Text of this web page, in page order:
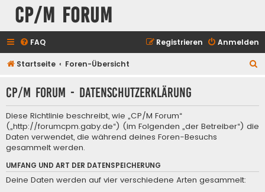
CP/M Forum
FAQ Anmelden
Registrieren
Startseite Foren-Übersicht
h
CP/M Forum - Datenschutzerklärung
Diese Richtlinie beschreibt, wie „CP/M Forum“
(„http://forumcpm.gaby.de“) (im Folgenden „der Betreiber“) die
Daten verwendet, die während deines Foren-Besuchs
gesammelt werden.
UMFANG UND ART DER DATENSPEICHERUNG
Deine Daten werden auf vier verschiedene Arten gesammelt: